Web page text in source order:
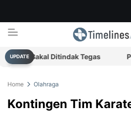
Timelines.id
Media Literasi, Sejarah & Budaya
UPDATE
Bakal Ditindak Tegas
Home Olahraga
Kontingen Tim